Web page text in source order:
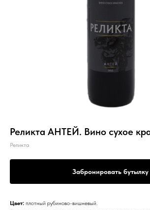
Реликта АНТЕЙ. Вино сухое
Реликта
Забронировать бутылку
Цвет: плотный рубиново-вишневый.